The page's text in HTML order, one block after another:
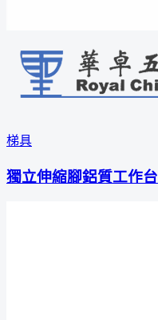
梯具
獨立伸縮腳鋁質工作台